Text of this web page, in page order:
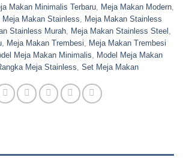
Makan Minimalis Terbaru, Meja Makan Modern,
Meja Makan Stainless
Meja Makan Stainless
Stainless Murah, Meja Makan Stainless Steel
Meja Makan Trembesi
Meja Makan Trembesi
Meja Makan Minimalis
Model Meja Makan
Meja Stainless Set Meja Makan